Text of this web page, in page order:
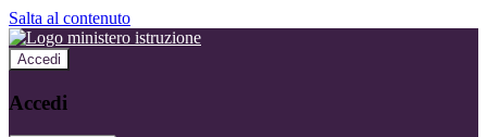
Salta al contenuto
Accedi
Accedi